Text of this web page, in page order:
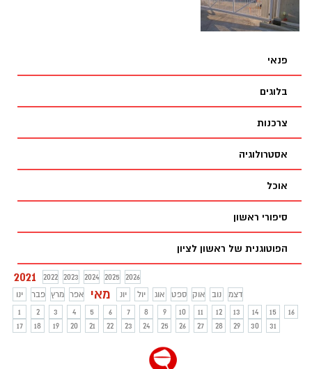
פנאי
בלוגים
צרכנות
אסטרולוגיה
אוכל
סיפורי ראשון
הפוטוגנית של ראשון לציון
2021 2022 2023 2024 2025
2026
ינו
פבר מרץ אפר מאי יונ יול אוג ספט אוק נוב
דצמ
1
2 3 4 5 6 7 8 9 10 11 12 13 14 15
16
17
18 19 20 21 22 23 24 25 26 27 28 29 30 31